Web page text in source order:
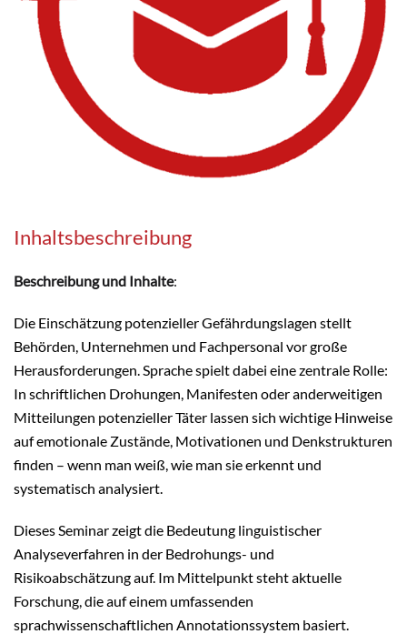
Inhaltsbeschreibung
Beschreibung und Inhalte:
Die Einschätzung potenzieller Gefährdungslagen stellt
Behörden, Unternehmen und Fachpersonal vor große
Herausforderungen. Sprache spielt dabei eine zentrale Rolle:
In schriftlichen Drohungen, Manifesten oder anderweitigen
Mitteilungen potenzieller Täter lassen sich wichtige Hinweise
auf emotionale Zustände, Motivationen und Denkstrukturen
finden – wenn man weiß, wie man sie erkennt und
systematisch analysiert.
Dieses Seminar zeigt die Bedeutung linguistischer
Analyseverfahren in der Bedrohungs- und
Risikoabschätzung auf. Im Mittelpunkt steht aktuelle
Forschung, die auf einem umfassenden
sprachwissenschaftlichen Annotationssystem basiert.